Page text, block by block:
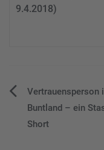
9.4.2018)
Vertrauensperson
Buntland – ein
Short